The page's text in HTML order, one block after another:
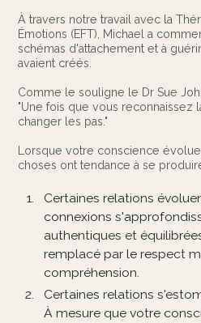
À travers notre travail avec la
Émotions (EFT), Michael a
schémas d'attachement et à
avaient créés.
Comme le souligne le Dr Sue
"Une fois que vous reconnaissez
changer les pas."
Lorsque votre conscience
choses ont tendance à se
Certaines relations
connexions
authentiques et
remplacé par le respect
compréhension.
Certaines relations
À mesure que votre